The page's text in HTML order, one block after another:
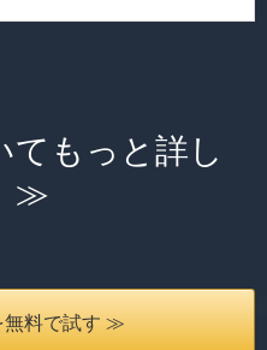
てもっと詳し
≫
無料で試す ≫